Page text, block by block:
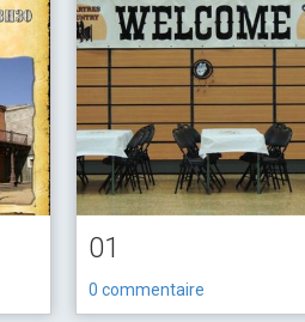
01
0 commentaire